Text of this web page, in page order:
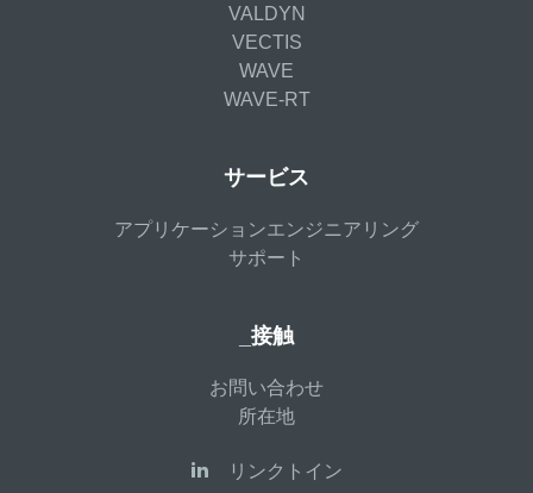
VALDYN
VECTIS
WAVE
WAVE-RT
サービス
アプリケーションエンジニアリング
サポート
_接触
お問い合わせ
所在地
リンクトイン